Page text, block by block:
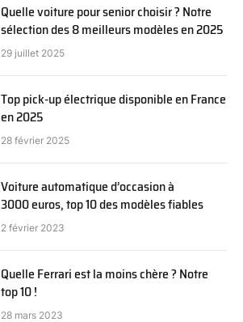
Quelle voiture pour senior choisir ? Notre
sélection des 8 meilleurs modèles en 2025
29 juillet 2025
Top pick-up électrique disponible en France
en 2025
28 février 2025
Voiture automatique d’occasion à
3000 euros, top 10 des modèles fiables
2 février 2023
Quelle Ferrari est la moins chère ? Notre
top 10 !
28 mars 2023